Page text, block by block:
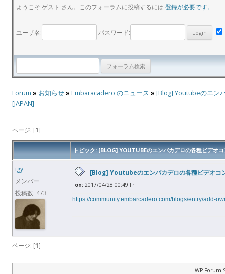
ようこそ ゲスト さん。このフォーラムに投稿するには 登録が必要です。
ユーザ名: パスワード:
Forum » お知らせ» Embaracadero のニュース » [Blog] Youtubeのエン
[JAPAN]
ページ: [1]
トピック: [BLOG] YOUTUBEのエンバカデロの各種ビデオ
igy
メンバー
投稿数: 473
[Blog] Youtubeのエンバカデロの各種ビデオコ
on: 2017/04/28 00:49 Fri
https://community.embarcadero.com/blogs/entry/add-
ページ: [1]
WP Forum